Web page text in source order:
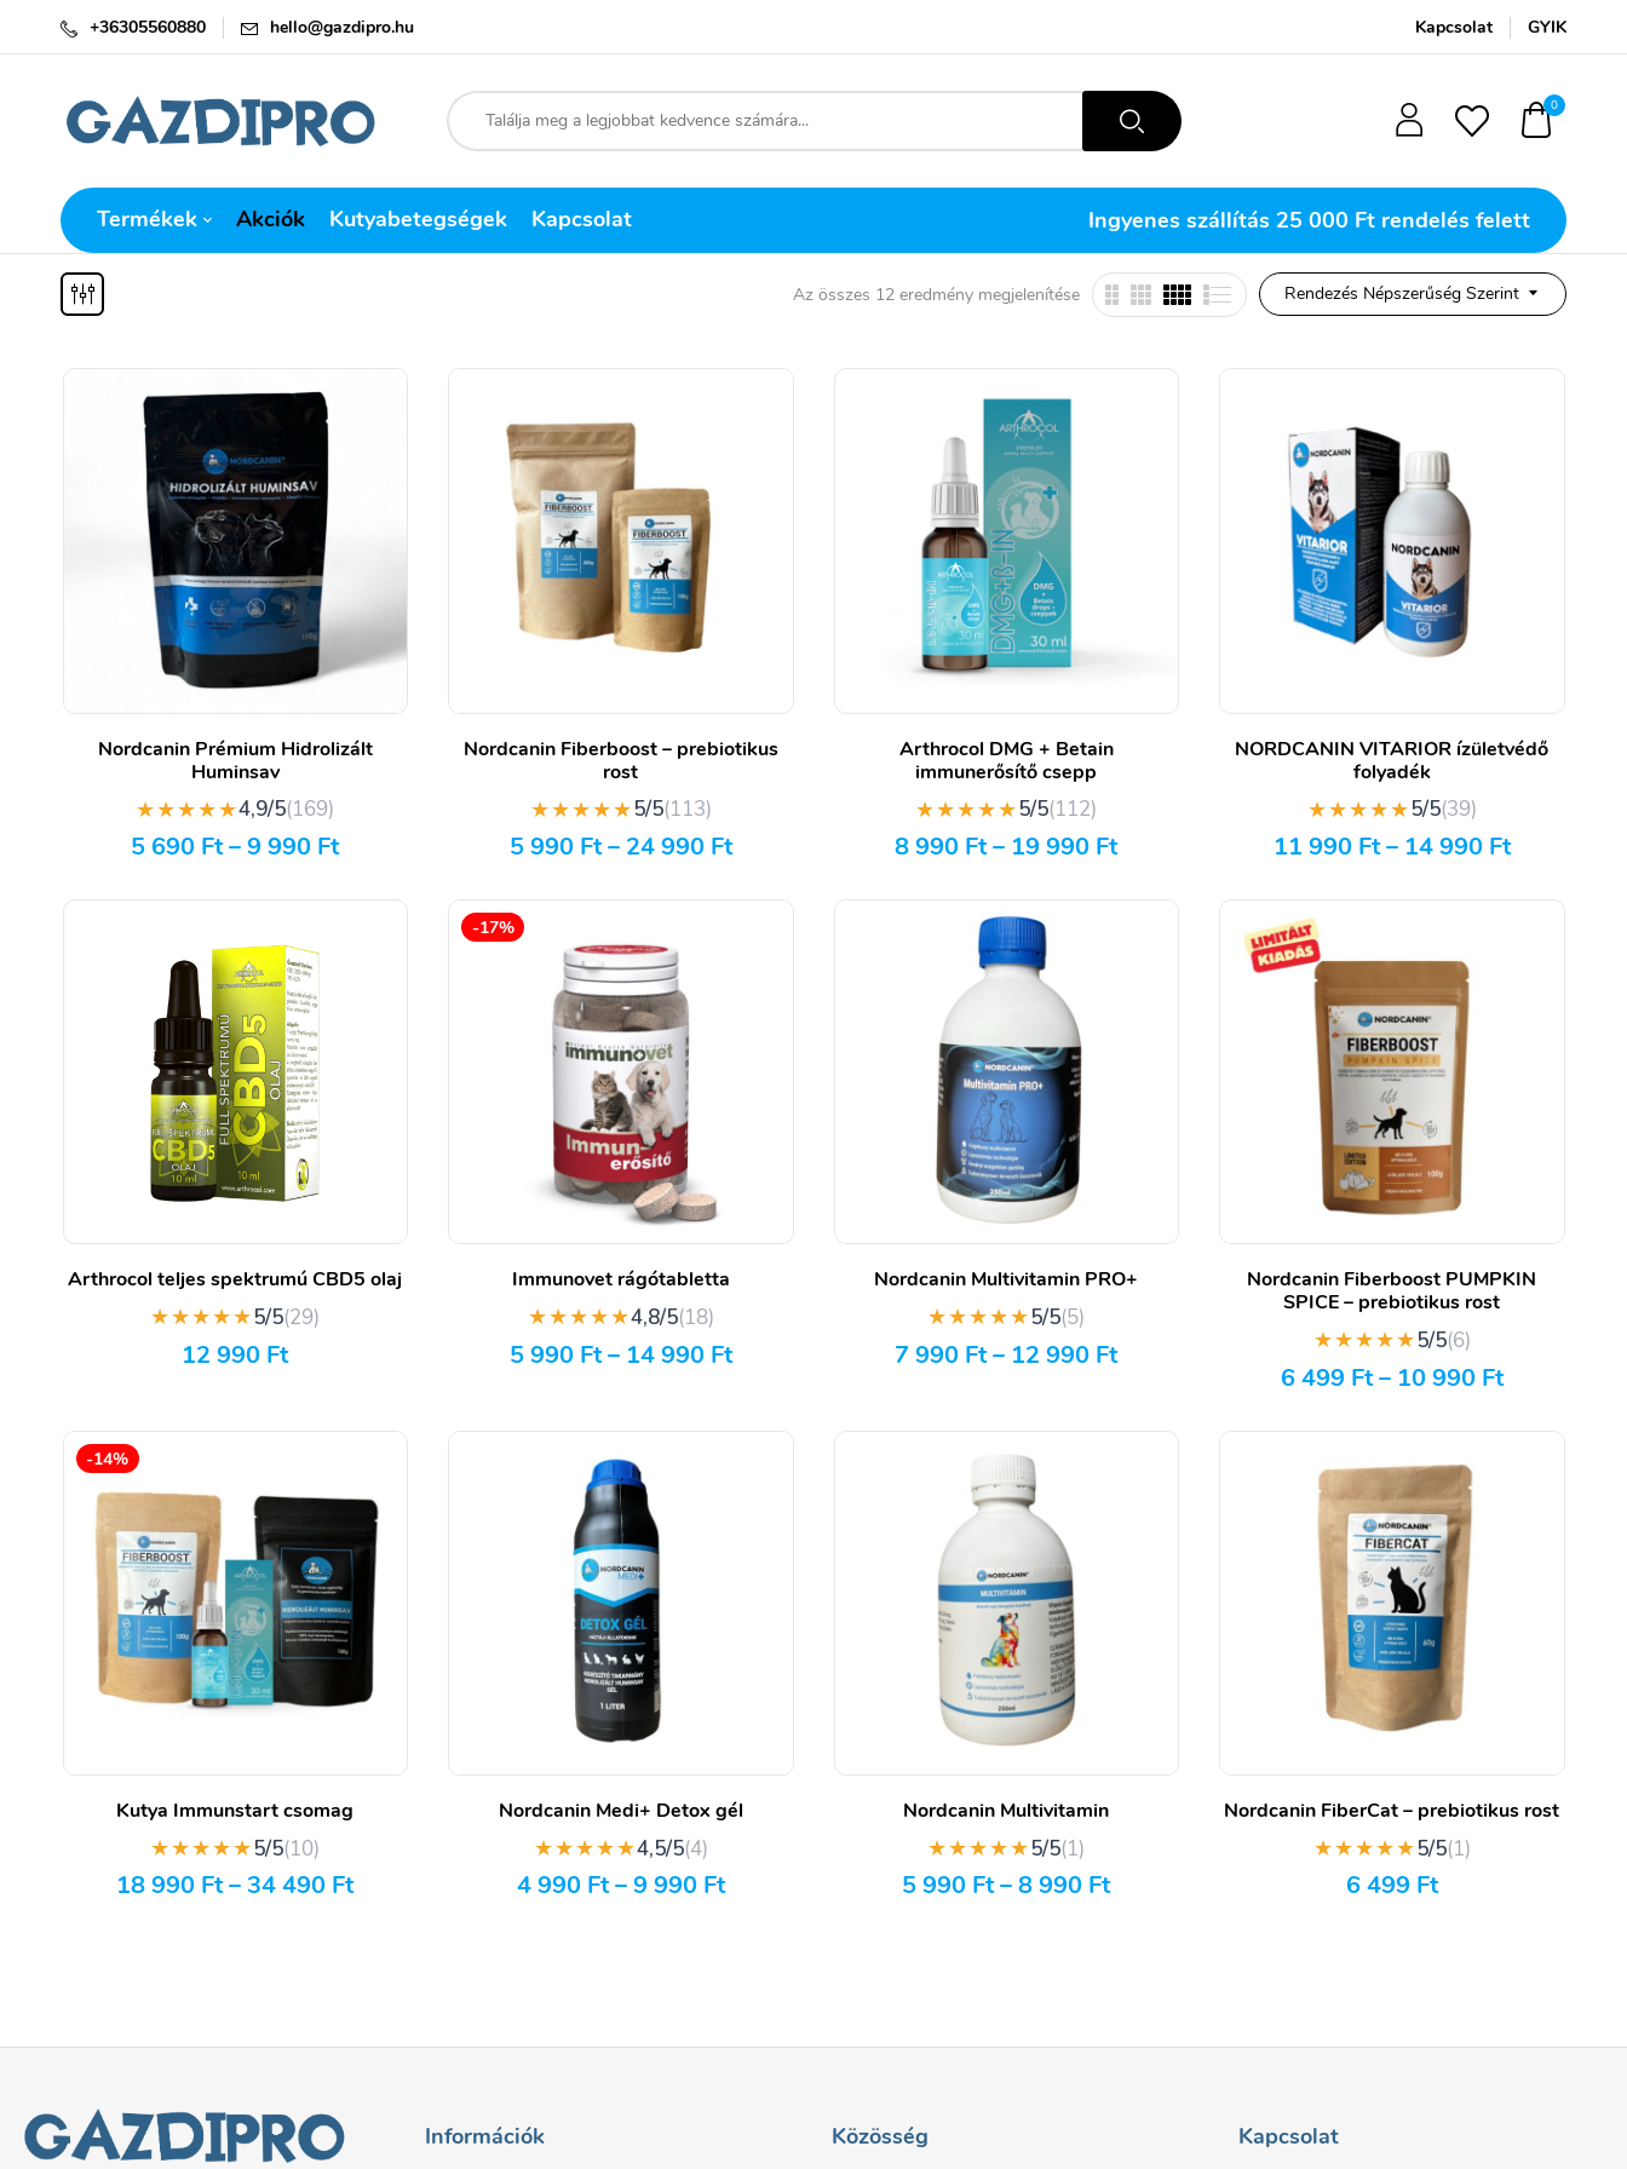
+36305560880 hello@gazdipro.hu Kapcsolat GYIK
0
Termékek Akciók Kutyabetegségek Kapcsolat Ingyenes szállítás 25 000 Ft rendelés felett
Rendezés Népszerűség Szerint
Az összes 12 eredmény megjelenítése
Nordcanin Prémium Hidrolizált
Huminsav
★★★★★4,9/5(169)
5 690 Ft–9 990 Ft
Nordcanin Fiberboost – prebiotikus
rost
★★★★★5/5(113)
5 990 Ft– 24 990 Ft
Arthrocol DMG + Betain
immunerősítő csepp
★★★★★5/5(112)
8 990 Ft– 19 990 Ft
NORDCANIN VITARIOR ízületvédő
folyadék
★★★★★5/5(39)
11 990 Ft– 14 990 Ft
Arthrocol teljes spektrumú CBD5 olaj
★★★★★5/5(29)
12 990 Ft
-17%
Immunovet rágótabletta
★★★★★4,8/5(18)
5 990 Ft– 14 990 Ft
Nordcanin Multivitamin PRO+
★★★★★5/5(5)
7 990 Ft– 12 990 Ft
Nordcanin Fiberboost PUMPKIN
SPICE – prebiotikus rost
★★★★★5/5(6)
6 499 Ft– 10 990 Ft
-14%
Kutya Immunstart csomag
★★★★★5/5(10)
18 990 Ft–34 490 Ft
Nordcanin Medi+ Detox gél
★★★★★4,5/5(4)
4 990 Ft–9 990 Ft
Nordcanin Multivitamin
★★★★★5/5(1)
5 990 Ft–8 990 Ft
Nordcanin FiberCat – prebiotikus rost
★★★★★5/5(1)
6 499 Ft
Információk Közösség Kapcsolat